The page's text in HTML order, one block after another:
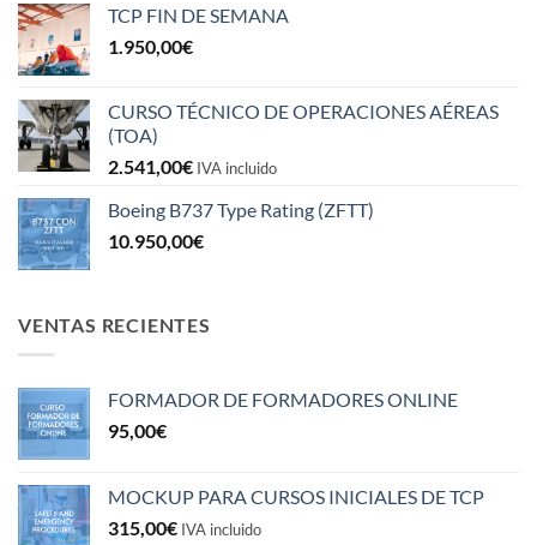
TCP FIN DE SEMANA
1.950,00€
CURSO TÉCNICO DE OPERACIONES AÉREAS
(TOA)
2.541,00€ IVA incluido
Boeing B737 Type Rating (ZFTT)
10.950,00€
VENTAS RECIENTES
FORMADOR DE FORMADORES ONLINE
95,00€
MOCKUP PARA CURSOS INICIALES DE TCP
315,00€ IVA incluido